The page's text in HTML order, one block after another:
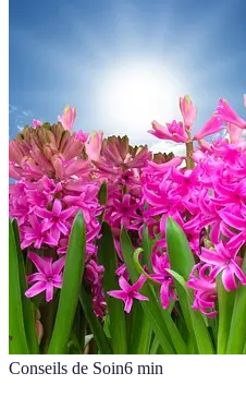
Conseils de Soin6 min